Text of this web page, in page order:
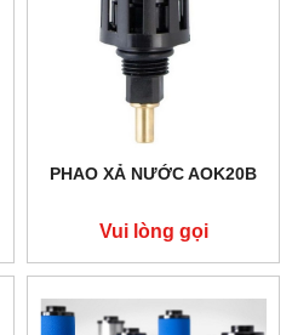
PHAO XẢ NƯỚC AOK20B
Vui lòng gọi